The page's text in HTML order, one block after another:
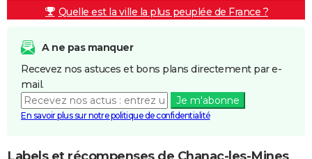
Quelle est la ville la plus peuplée de France ?
A ne pas manquer
Recevez nos astuces et bons plans directement par e-
mail.
Je m'abonne
En savoir plus sur notre politique de confidentialité
Labels et récompenses de Chanac-les-Mines